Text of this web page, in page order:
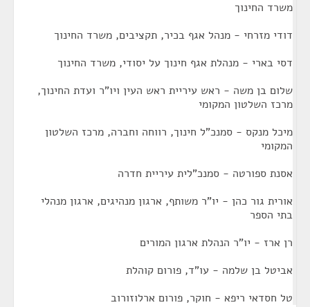
משרד החינוך
דודי מזרחי - מנהל אגף בכיר, תקציבים, משרד החינוך
דסי בארי - מנהלת אגף חינוך על יסודי, משרד החינוך
שלום בן משה - ראש עיריית ראש העין ויו"ר ועדת החינוך,
מרכז השלטון המקומי
מיכל מנקס - סמנכ"ל חינוך, רווחה וחברה, מרכז השלטון
המקומי
אסנת ספורטה - סמנכ"לית עיריית חדרה
אורית גור כהן - יו"ר משותף, ארגון מנהיגים, ארגון מנהלי
בתי הספר
רן ארז - יו"ר הנהלת ארגון המורים
אביטל בן שלמה - עו"ד, פורום קוהלת
טל חסדאי ריפא - חוקר, פורום ארלוזורוב